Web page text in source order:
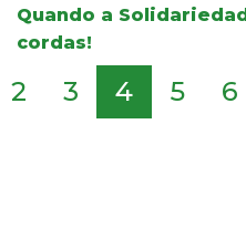
Quando a
cordas!
2 3 4 5 6